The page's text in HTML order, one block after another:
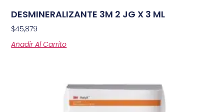
DESMINERALIZANTE 3M 2 JG X 3 ML
$45,879
Añadir Al Carrito